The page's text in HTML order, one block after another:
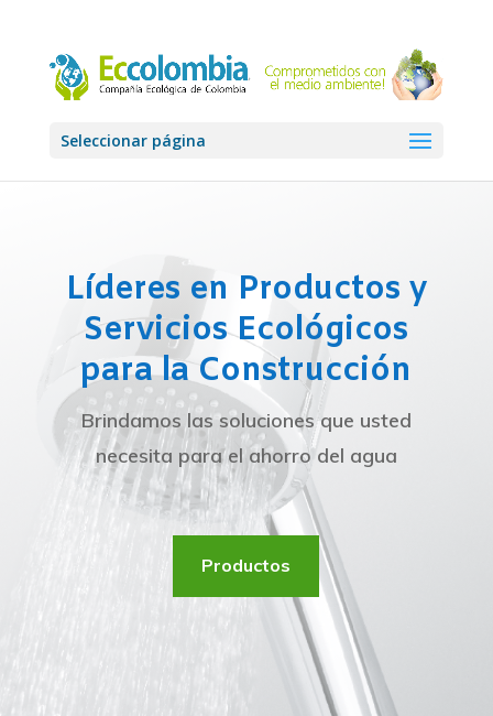
Seleccionar página
Líderes en Productos y
Servicios Ecológicos
para la Construcción
Brindamos las soluciones que usted
necesita para el ahorro del agua
Productos